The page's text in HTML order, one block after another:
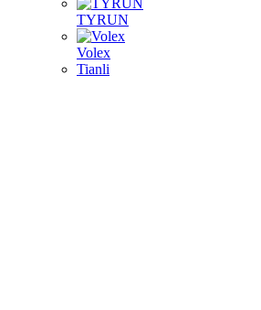
TYRUN
Volex
Tianli